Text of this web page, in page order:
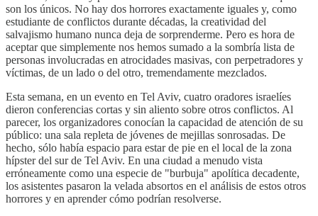
son los únicos. No hay dos horrores exactamente iguales y, como
estudiante de conflictos durante décadas, la creatividad del
salvajismo humano nunca deja de sorprenderme. Pero es hora de
aceptar que simplemente nos hemos sumado a la sombría lista de
personas involucradas en atrocidades masivas, con perpetradores y
víctimas, de un lado o del otro, tremendamente mezclados.
Esta semana, en un evento en Tel Aviv, cuatro oradores israelíes
dieron conferencias cortas y sin aliento sobre otros conflictos. Al
parecer, los organizadores conocían la capacidad de atención de su
público: una sala repleta de jóvenes de mejillas sonrosadas. De
hecho, sólo había espacio para estar de pie en el local de la zona
hípster del sur de Tel Aviv. En una ciudad a menudo vista
erróneamente como una especie de "burbuja" apolítica decadente,
los asistentes pasaron la velada absortos en el análisis de estos otros
horrores y en aprender cómo podrían resolverse.